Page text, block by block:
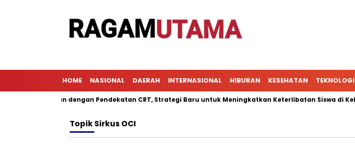
HOME NASIONAL DAERAH INTERNASIONAL HIBURAN KESEHATAN TEKNOLOGI
Pembelajaran dengan Pendekatan CRT, Strategi Baru untuk Meningkatkan Keterlibatan Siswa di Kelas
TopikSirkus OCI